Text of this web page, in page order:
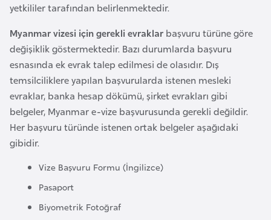
yetkililer tarafından belirlenmektedir.
Myanmar vizesi için gerekli evraklar başvuru türüne göre
değişiklik göstermektedir. Bazı durumlarda başvuru
esnasında ek evrak talep edilmesi de olasıdır. Dış
temsilciliklere yapılan başvurularda istenen mesleki
evraklar, banka hesap dökümü, şirket evrakları gibi
belgeler, Myanmar e-vize başvurusunda gerekli değildir.
Her başvuru türünde istenen ortak belgeler aşağıdaki
gibidir.
Vize Başvuru Formu (İngilizce)
Pasaport
Biyometrik Fotoğraf
u
r
k
i
n
a
F
a